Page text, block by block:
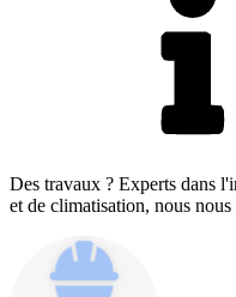
Des travaux ? Experts dans
et de climatisation, nous